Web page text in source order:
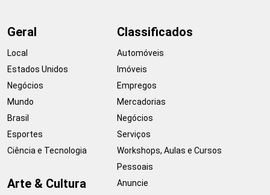
Geral
Local
Estados Unidos
Negócios
Mundo
Brasil
Esportes
Ciência e Tecnologia
Arte & Cultura
Classificados
Automóveis
Imóveis
Empregos
Mercadorias
Negócios
Serviços
Workshops, Aulas e Cursos
Pessoais
Anuncie